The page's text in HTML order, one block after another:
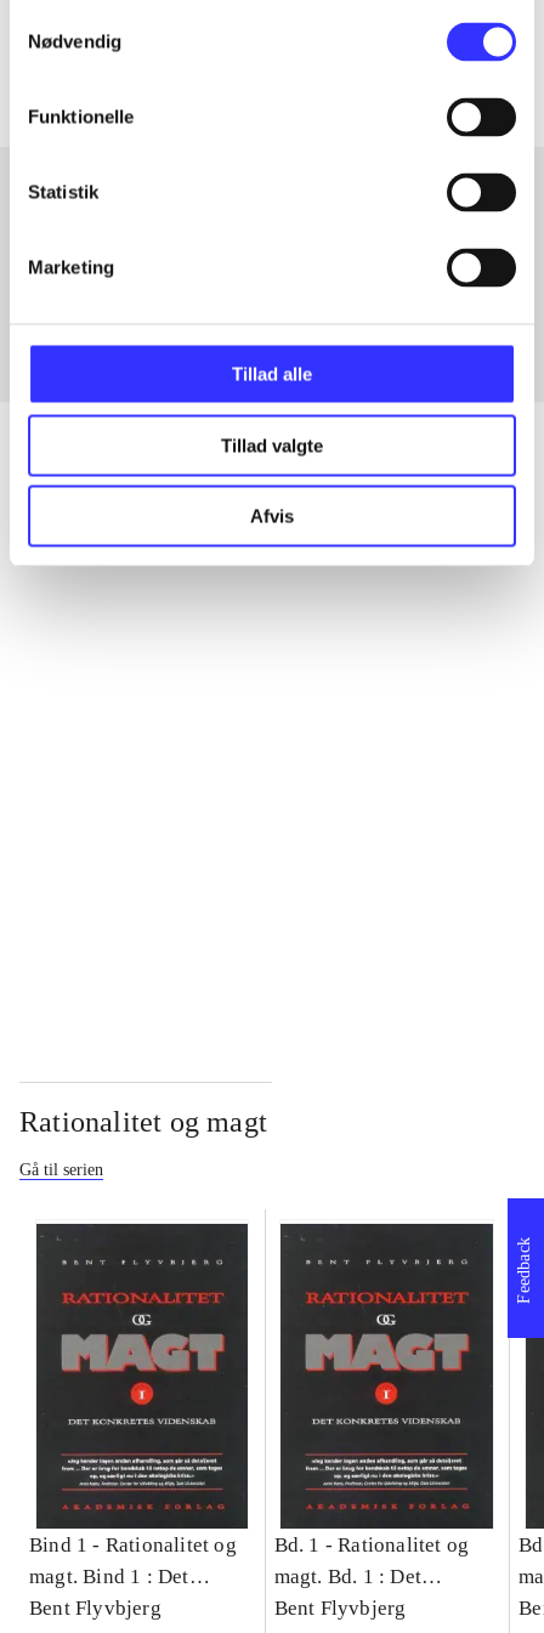
Nødvendig
Funktionelle
Statistik
Marketing
Tillad alle
Tillad valgte
Afvis
Artiklerne i
Fra
Alle registrerede artikler fordelt på udgivelser
Rationalitet og magt
Gå til serien
Bind 1 - Rationalitet og
magt. Bind 1 : Det
konkretes videnskab
Bent Flyvbjerg
Bd. 1 -Rationalitet og
magt. Bd. 1 : Det
konkretes videnskab
Bent Flyvbjerg
Feedback